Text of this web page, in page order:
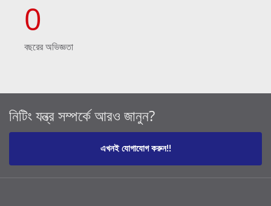
0
বছরের অভিজ্ঞতা
নিটিং যন্ত্র সম্পর্কে আরও জানুন?
এখনই যোগাযোগ করুন!!